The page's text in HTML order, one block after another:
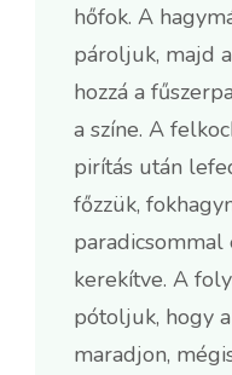
hőfok. A
pároljuk, majd
hozzá a
a színe. A
pirítás után
főzzük,
kerekítve. A
pótoljuk, hogy
maradjon,